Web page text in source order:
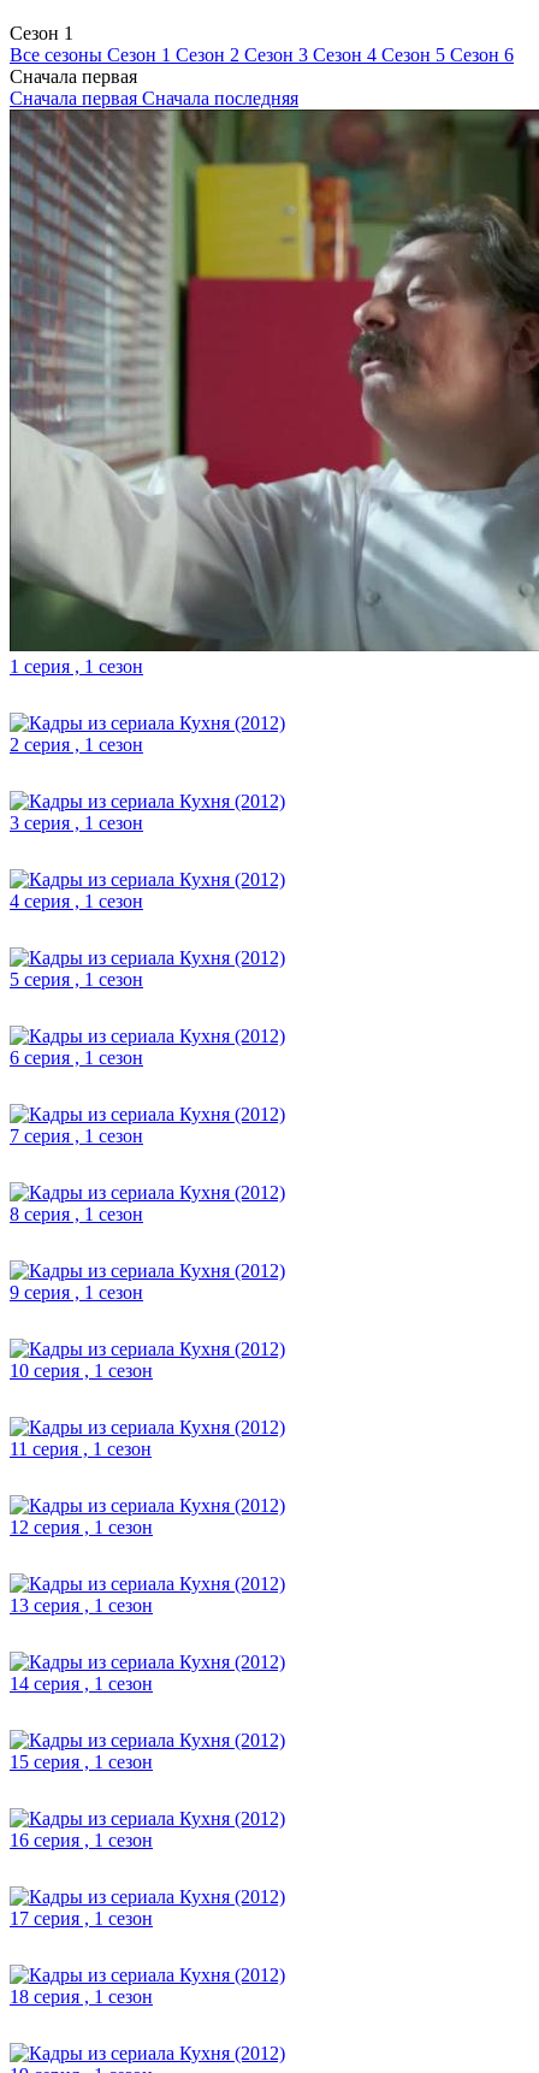
Сезон 1
Все сезоны Сезон 1 Сезон 2 Сезон 3 Сезон 4 Сезон 5 Сезон 6
Сначала первая
Сначала первая Сначала последняя
1 серия , 1 сезон
2 серия , 1 сезон
3 серия , 1 сезон
4 серия , 1 сезон
5 серия , 1 сезон
6 серия , 1 сезон
7 серия , 1 сезон
8 серия , 1 сезон
9 серия , 1 сезон
10 серия , 1 сезон
11 серия , 1 сезон
12 серия , 1 сезон
13 серия , 1 сезон
14 серия , 1 сезон
15 серия , 1 сезон
16 серия , 1 сезон
17 серия , 1 сезон
18 серия , 1 сезон